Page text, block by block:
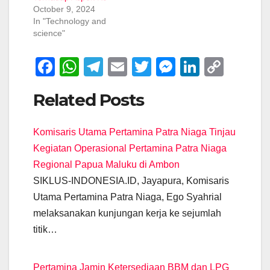
October 9, 2024
In "Technology and
science"
F
c
e
b
o
o
k
W
at
s
A
p
p
T
e
gr
a
m
E
ail
T
er
M
e
n
g
er
Li
e
dI
y
Li
k
Related Posts
Komisaris Utama Pertamina Patra Niaga Tinjau
Kegiatan Operasional Pertamina Patra Niaga
Regional Papua Maluku di Ambon
SIKLUS-INDONESIA.ID, Jayapura, Komisaris
Utama Pertamina Patra Niaga, Ego Syahrial
melaksanakan kunjungan kerja ke sejumlah
titik…
Pertamina Jamin Ketersediaan BBM dan LPG